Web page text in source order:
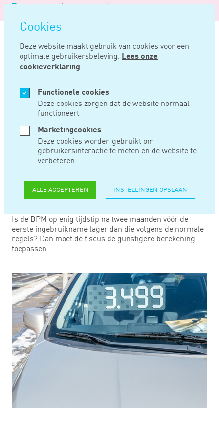
overslaan
Cookies
Deze website maakt gebruik van cookies voor een
optimale gebruikersbeleving. Lees onze
cookieverklaring
Functionele cookies
Deze cookies zorgen dat de website normaal
functioneert
Marketingcookies
Deze cookies worden gebruikt om
gebruikersinteractie te meten en de website te
verbeteren
ALLE ACCEPTEREN INSTELLINGEN OPSLAAN
Logo
Noord
Negentig
Home Nieuws
MRT 29, 2023
FISCUS MOET
ACTIEF LAGER BPM-
TARIEF GEBRUIKTE
AUTO HANTEREN
Is de BPM op enig tijdstip na twee maanden vóór de
eerste ingebruikname lager dan die volgens de normale
regels? Dan moet de fiscus de gunstigere berekening
toepassen.